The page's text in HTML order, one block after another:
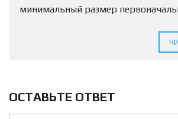
минимальный размер
ОСТАВЬТЕ ОТВЕТ